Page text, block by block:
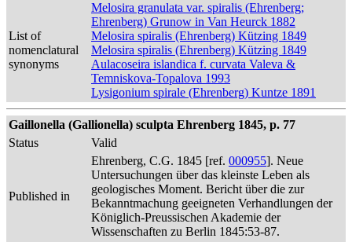
List of
nomenclatural
synonyms
Melosira granulata var. spiralis (Ehrenberg;
Ehrenberg) Grunow in Van Heurck 1882
Melosira spiralis (Ehrenberg) Kützing 1849
Melosira spiralis (Ehrenberg) Kützing 1849
Aulacoseira islandica f. curvata Valeva &
Temniskova-Topalova 1993
Lysigonium spirale (Ehrenberg) Kuntze 1891
Gaillonella (Gallionella) sculpta Ehrenberg 1845, p. 77
Status
Valid
Published in
Ehrenberg, C.G. 1845 [ref. 000955]. Neue
Untersuchungen über das kleinste Leben als
geologisches Moment. Bericht über die zur
Bekanntmachung geeigneten Verhandlungen der
Königlich-Preussischen Akademie der
Wissenschaften zu Berlin 1845:53-87.